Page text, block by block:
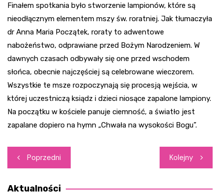
Finałem spotkania było stworzenie lampionów, które są
nieodłącznym elementem mszy św. roratniej. Jak tłumaczyła
dr Anna Maria Początek, roraty to adwentowe
nabożeństwo, odprawiane przed Bożym Narodzeniem. W
dawnych czasach odbywały się one przed wschodem
słońca, obecnie najczęściej są celebrowane wieczorem.
Wszystkie te msze rozpoczynają się procesją wejścia, w
której uczestniczą ksiądz i dzieci niosące zapalone lampiony.
Na początku w kościele panuje ciemność, a światło jest
zapalane dopiero na hymn „Chwała na wysokości Bogu”.
Nawigacja
wpisu
Poprzedni Kolejny
Aktualności